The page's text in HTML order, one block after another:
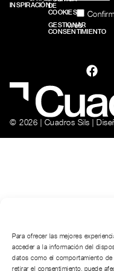
Para ofrecer las mejores
acceder a la información del
datos como el comportamiento
retirar el consentimiento, puede
INSPIRACIÓNDE
COOKIES
GESTIONAR
CONSENTIMIENTO
web.
© 2026 | Cuadros Sils |